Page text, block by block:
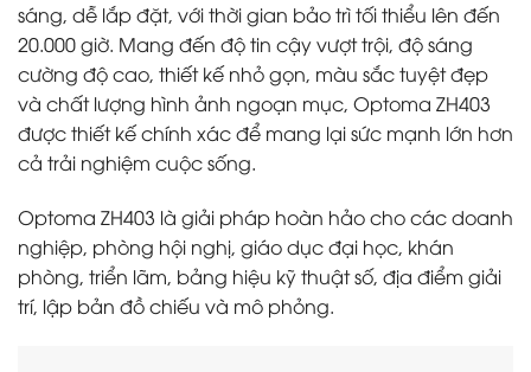
sáng, dễ lắp đặt, với thời gian bảo trì tối thiểu lên đến
20.000 giờ. Mang đến độ tin cậy vượt trội, độ sáng
cường độ cao, thiết kế nhỏ gọn, màu sắc tuyệt đẹp
và chất lượng hình ảnh ngoạn mục, Optoma ZH403
được thiết kế chính xác để mang lại sức mạnh lớn hơn
cả trải nghiệm cuộc sống.
Optoma ZH403 là giải pháp hoàn hảo cho các doanh
nghiệp, phòng hội nghị, giáo dục đại học, khán
phòng, triển lãm, bảng hiệu kỹ thuật số, địa điểm giải
trí, lập bản đồ chiếu và mô phỏng.